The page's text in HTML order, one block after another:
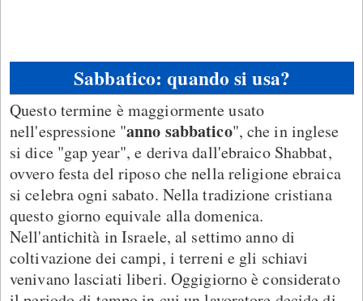
Sabbatico: quando si usa?
Questo termine è maggiormente usato
nell'espressione "anno sabbatico", che in inglese
si dice "gap year", e deriva dall'ebraico Shabbat,
ovvero festa del riposo che nella religione ebraica
si celebra ogni sabato. Nella tradizione cristiana
questo giorno equivale alla domenica.
Nell'antichità in Israele, al settimo anno di
coltivazione dei campi, i terreni e gli schiavi
venivano lasciati liberi. Oggigiorno è considerato